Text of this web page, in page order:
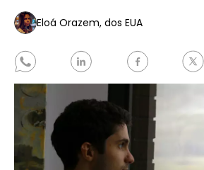
Eloá Orazem, dos EUA